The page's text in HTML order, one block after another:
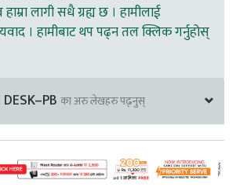
लागी सधै ग्रह्य छ । हामीलाई
। हामीबाट थप पढ्न तल क्लिक गर्नुहोस्
का अरु लेखहरु पढ्नुस्